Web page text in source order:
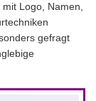
mit Logo, Namen,
gefragt